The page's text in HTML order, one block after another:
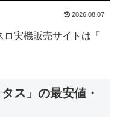
2026.08.07
実機販売サイトは「
ス」の最安値・